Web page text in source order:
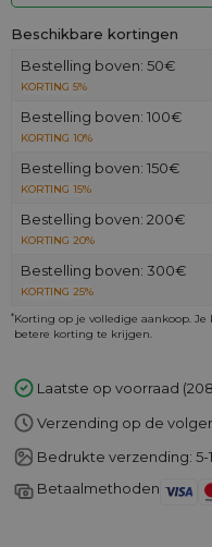
Beschikbare kortingen
Bestelling boven: 50€
KORTING 5%
Bestelling boven: 100€
KORTING 10%
Bestelling boven: 150€
KORTING 15%
Bestelling boven: 200€
KORTING 20%
Bestelling boven: 300€
KORTING 25%
*Korting op je volledige aankoop.
betere korting te krijgen.
Laatste op voorraad
Verzending op de
Bedrukte verzending:
Betaalmethoden